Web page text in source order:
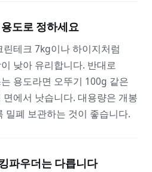
도로 정하세요
테크 7kg이나 하이지처럼
낮아 유리합니다. 반대로
용도라면 오뚜기 100g 같은
에서 낫습니다. 대용량은 개봉
밀폐 보관하는 것이 좋습니다.
파우더는 다릅니다